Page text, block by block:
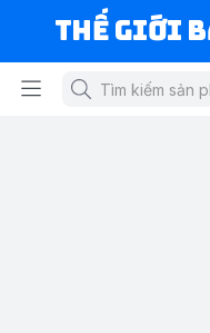
Thế Giới